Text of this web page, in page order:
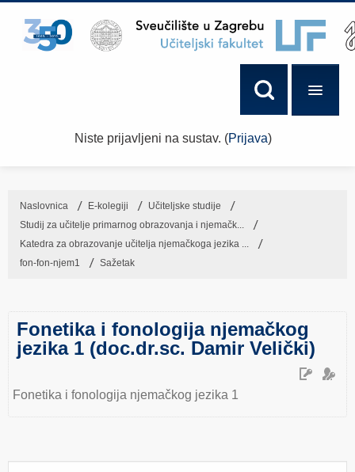
Niste prijavljeni na sustav. (Prijava)
Naslovnica → E-kolegiji → Učiteljske studije
→
Studij za učitelje primarnog obrazovanja i njemačk...
→
Katedra za obrazovanje učitelja njemačkoga jezika ...
→
fon-fon-njem1
→ Sažetak
Fonetika i fonologija njemačkog
jezika 1 (doc.dr.sc. Damir Velički)
Fonetika i fonologija njemačkog jezika 1